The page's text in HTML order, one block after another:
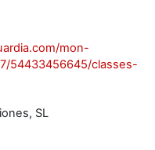
mon-
54433456645/classes-
SL